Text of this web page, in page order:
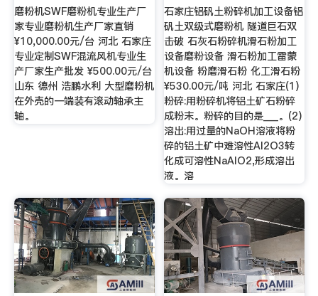
磨粉机SWF磨粉机专业生产厂
家专业磨粉机生产厂家直销
¥10,000.00元/台 河北 石家庄
专业定制SWF混流风机专业生
产厂家生产批发 ¥500.00元/台
山东 德州 浩鹏水利 大型磨粉机
在外壳的一端装有滚动轴承主
轴。
石家庄铝矾土粉碎机加工设备铝
矾土双级式磨粉机 隧道巨石双
击破 石灰石粉碎机滑石粉加工
设备磨粉设备 滑石粉加工雷蒙
机设备 粉磨滑石粉 化工滑石粉
¥530.00元/吨 河北 石家庄(1)
粉碎:用粉碎机将铝土矿石粉碎
成粉末。粉碎的目的是___。(2)
溶出:用过量的NaOH溶液将粉
碎的铝土矿中难溶性Al2O3转
化成可溶性NaAlO2,形成溶出
液。溶